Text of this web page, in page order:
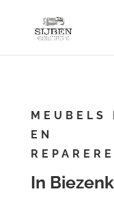
MEUBELS
EN
In